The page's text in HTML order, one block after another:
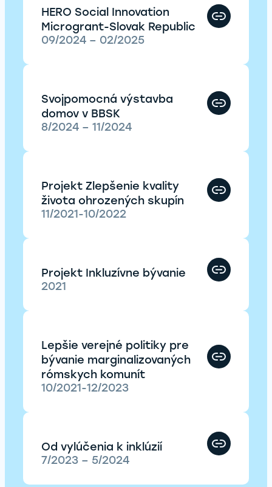
HERO Social Innovation
Microgrant-Slovak Republic
09/2024 – 02/2025
Svojpomocná výstavba
domov v BBSK
8/2024 – 11/2024
Projekt Zlepšenie kvality
života ohrozených skupín
11/2021-10/2022
Projekt Inkluzívne bývanie
2021
Lepšie verejné politiky pre
bývanie marginalizovaných
rómskych komunít
10/2021-12/2023
Od vylúčenia k inklúzií
7/2023 – 5/2024